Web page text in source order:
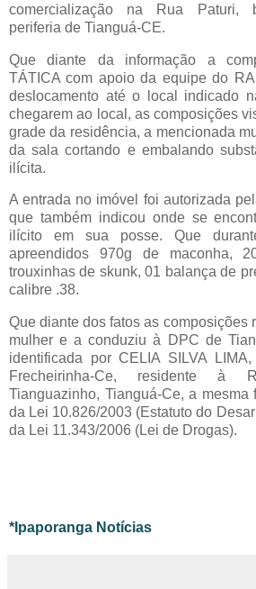
comercialização na Rua Paturi,
periferia de Tianguá-CE.
Que diante da informação a
TÁTICA com apoio da equipe do
deslocamento até o local indicado
chegarem ao local, as composições
grade da residência, a mencionada
da sala cortando e embalando
ilícita.
A entrada no imóvel foi autorizada
que também indicou onde se
ilícito em sua posse. Que
apreendidos 970g de maconha,
trouxinhas de skunk, 01 balança de
calibre .38.
Que diante dos fatos as composições
mulher e a conduziu à DPC de
identificada por CELIA SILVA
Frecheirinha-Ce, residente à
Tianguazinho, Tianguá-Ce, a mesma
da Lei 10.826/2003 (Estatuto do
da Lei 11.343/2006 (Lei de Drogas).
*Ipaporanga Notícias